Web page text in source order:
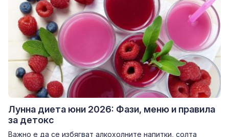
Лунна диета юни 2026: Фази, меню и правила
за детокс
Важно е да се избягват алкохолните напитки, солта